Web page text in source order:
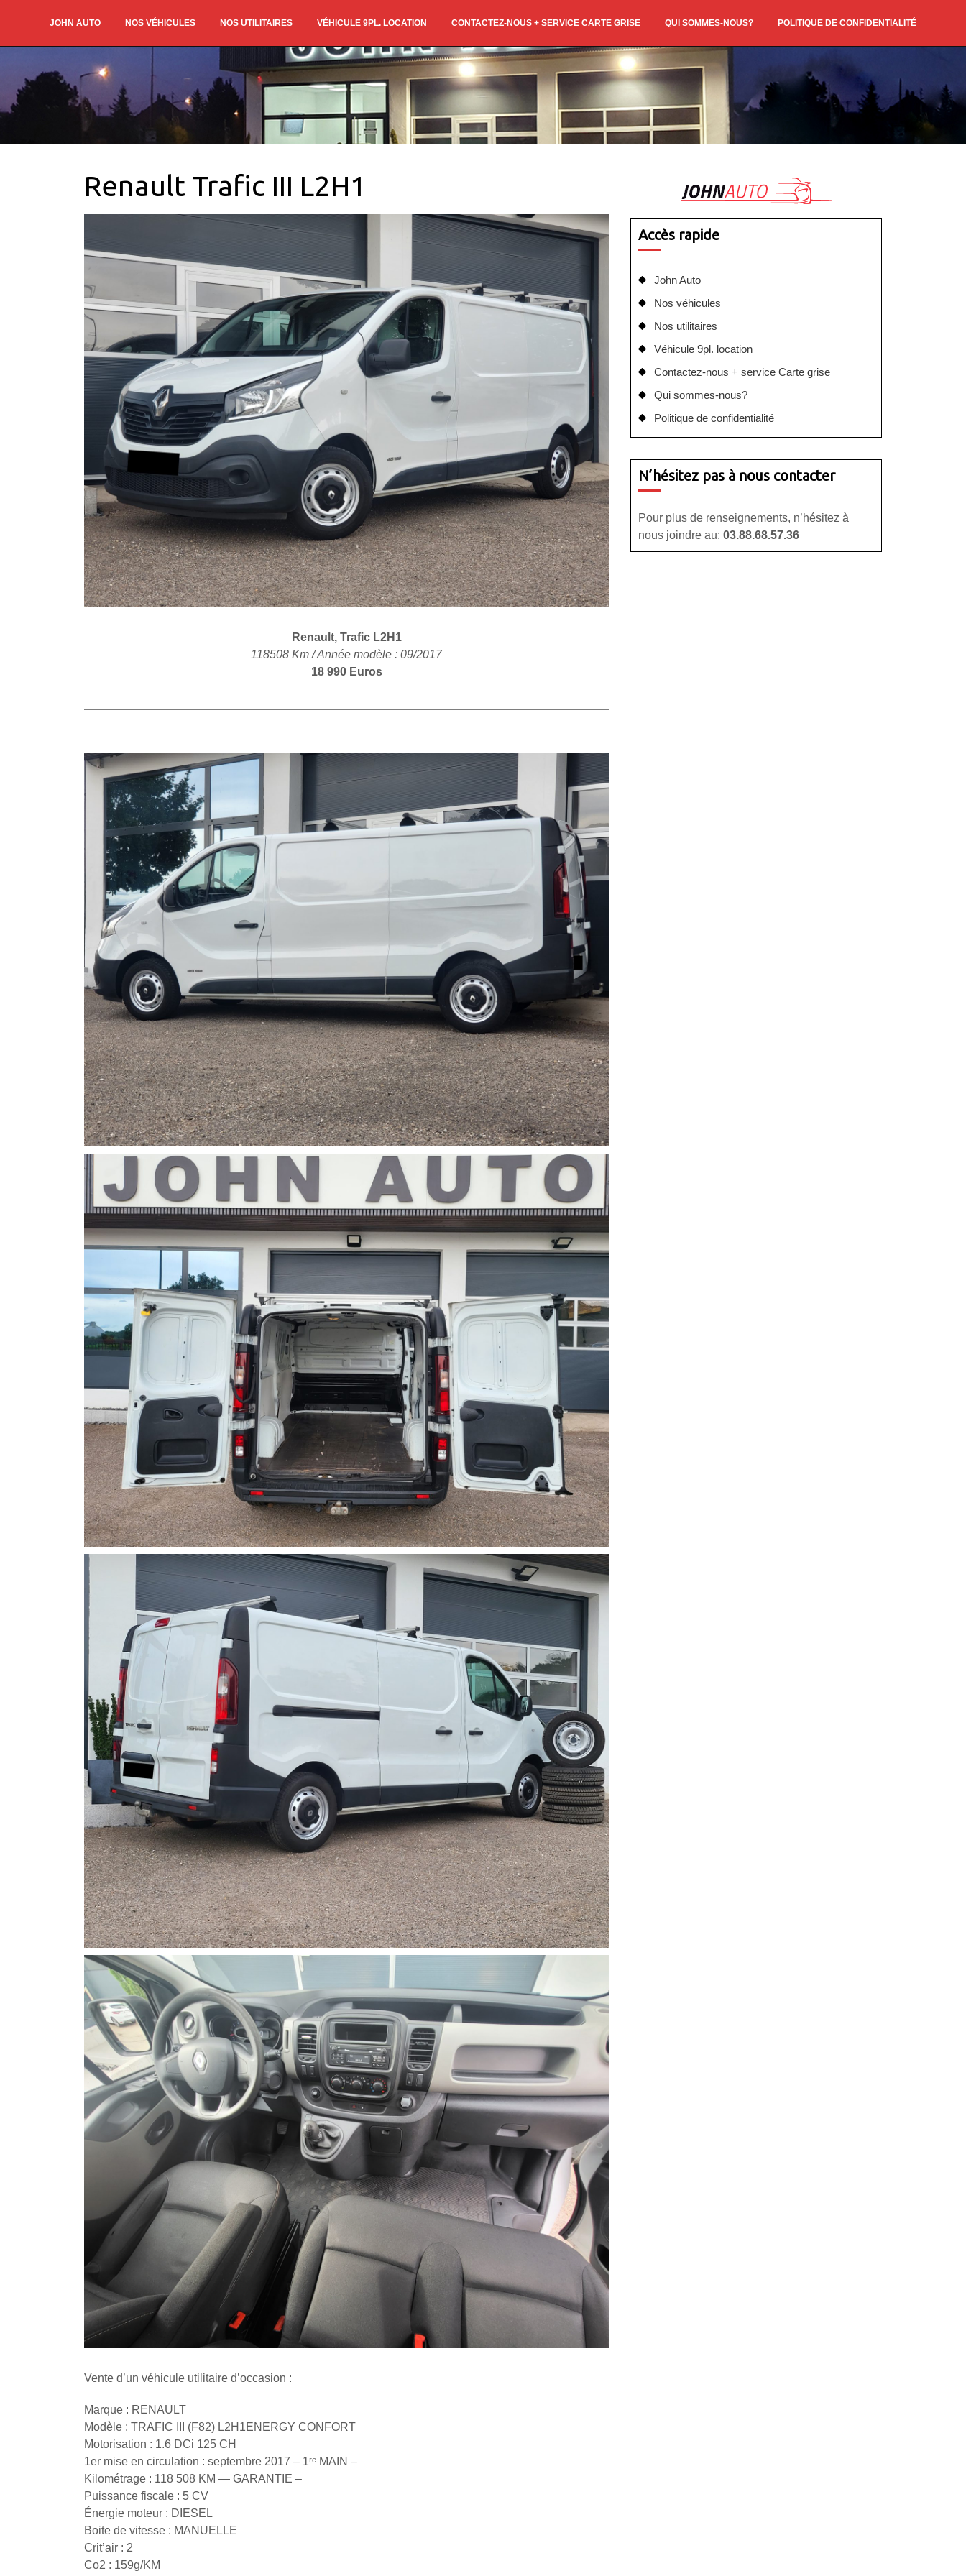
JOHN AUTO NOS VÉHICULES NOS UTILITAIRES VÉHICULE 9PL. LOCATION CONTACTEZ-NOUS + SERVICE CARTE GRISE QUI SOMMES-NOUS? POLITIQUE DE CONFIDENTIALITÉ
Renault Trafic III L2H1
Renault, Trafic L2H1
118508 Km / Année modèle : 09/2017
18 990 Euros
Vente d’un véhicule utilitaire d’occasion :
Marque : RENAULT
Modèle : TRAFIC III (F82) L2H1ENERGY CONFORT
Motorisation : 1.6 DCi 125 CH
1er mise en circulation : septembre 2017 – 1ʳᵉ MAIN –
Kilométrage : 118 508 KM — GARANTIE –
Puissance fiscale : 5 CV
Énergie moteur : DIESEL
Boite de vitesse : MANUELLE
Crit’air : 2
Co2 : 159g/KM
Accès rapide
John Auto
Nos véhicules
Nos utilitaires
Véhicule 9pl. location
Contactez-nous + service Carte grise
Qui sommes-nous?
Politique de confidentialité
N’hésitez pas à nous contacter
Pour plus de renseignements, n’hésitez à
nous joindre au: 03.88.68.57.36